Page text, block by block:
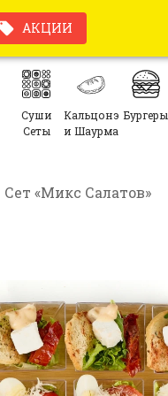
АКЦИИ
Суши
Сеты
Кальцонэ
и Шаурма
Бургеры
Сет «Микс Салатов»